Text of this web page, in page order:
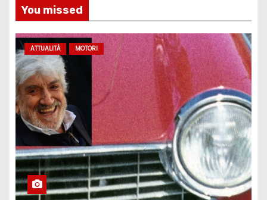
You missed
ATTUALITÀ MOTORI